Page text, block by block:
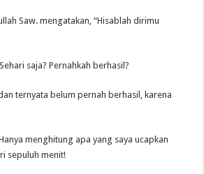
Saw. mengatakan, “Hisablah dirimu
saja? Pernahkah berhasil?
ternyata belum pernah berhasil, karena
menghitung apa yang saya ucapkan
sepuluh menit!